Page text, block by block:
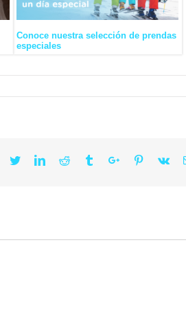
Conoce nuestra selección de prendas
especiales
Facebook
TwitterLinkedinReddit TumblrGoogle+Pinterest
Vk